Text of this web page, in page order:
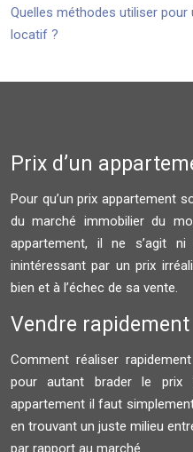
Quelles méthodes utiliser pour
locatif ?
Prix d’un
Pour qu’un prix appartement
du marché immobilier du
appartement, il ne s’agit
inintéressant par un prix
bien et à l’échec de sa vente.
Vendre rapidement
Comment réaliser
pour autant brader le prix
appartement il faut
en trouvant un juste milieu
par rapport au marché.